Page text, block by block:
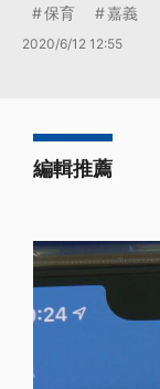
保育 嘉義
2020/6/12 12:55
編輯推薦